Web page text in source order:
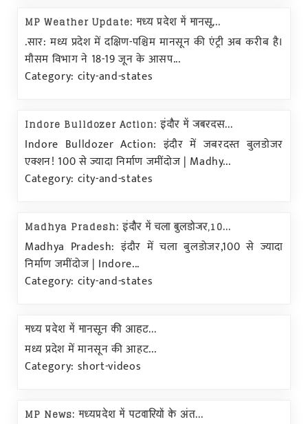
MP Weather Update: मध्य प्रदेश में मानसू...
.सार: मध्य प्रदेश में दक्षिण-पश्चिम मानसून की एंट्री अब करीब है।
मौसम विभाग ने 18-19 जून के आसप...
Category: city-and-states
Indore Bulldozer Action: इंदौर में जबरदस...
Indore Bulldozer Action: इंदौर में जबरदस्त बुलडोजर
एक्शन! 100 से ज्यादा निर्माण जमींदोज | Madhy...
Category: city-and-states
Madhya Pradesh: इंदौर में चला बुलडोजर,10...
Madhya Pradesh: इंदौर में चला बुलडोजर,100 से ज्यादा
निर्माण जमींदोज | Indore...
Category: city-and-states
मध्य प्रदेश में मानसून की आहट...
मध्य प्रदेश में मानसून की आहट...
Category: short-videos
MP News: मध्यप्रदेश में पटवारियों के अंत...